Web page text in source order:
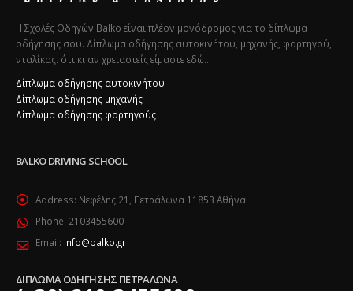
Η Σχολές Οδηγών Balko είναι πλέον μονόδρομος για το δίπλωμα
οδήγησης σου. Δίπλωμα οδήγησης αυτοκινήτου, μηχανής, φορτηγού,
νταλίκας. ότι κι αν χρειαστείς είμαστε εδώ..
Δίπλωμα οδήγησης αυτοκινήτου
Δίπλωμα οδήγησης μηχανής
Δίπλωμα οδήγησης φορτηγούς
BALKO DRIVING SCHOOL
Address: Νεφέλης 21, Πετράλωνα 11853 Αθήνα
Phone: 2103455600
Email: info@balko.gr
ΔΙΠΛΩΜΑ ΟΔΗΓΗΣΗΣ ΠΕΤΡΑΛΩΝΑ